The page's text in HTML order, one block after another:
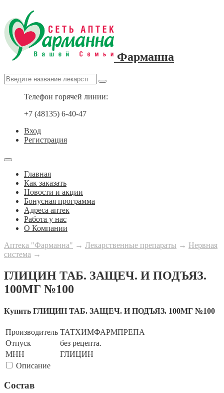
Фарманна
Телефон горячей линии:
+7 (48135) 6-40-47
Вход
Регистрация
Главная
Как заказать
Новости и акции
Бонусная программа
Адреса аптек
Работа у нас
О Компании
Аптека "Фарманна" → Лекарственные препараты → Нервная
система →
ГЛИЦИН ТАБ. ЗАЩЕЧ. И ПОДЪЯЗ.
100МГ №100
Купить ГЛИЦИН ТАБ. ЗАЩЕЧ. И ПОДЪЯЗ. 100МГ №100
Производитель ТАТХИМФАРМПРЕПА
Отпуск
без рецепта.
МНН
ГЛИЦИН
Описание
Состав